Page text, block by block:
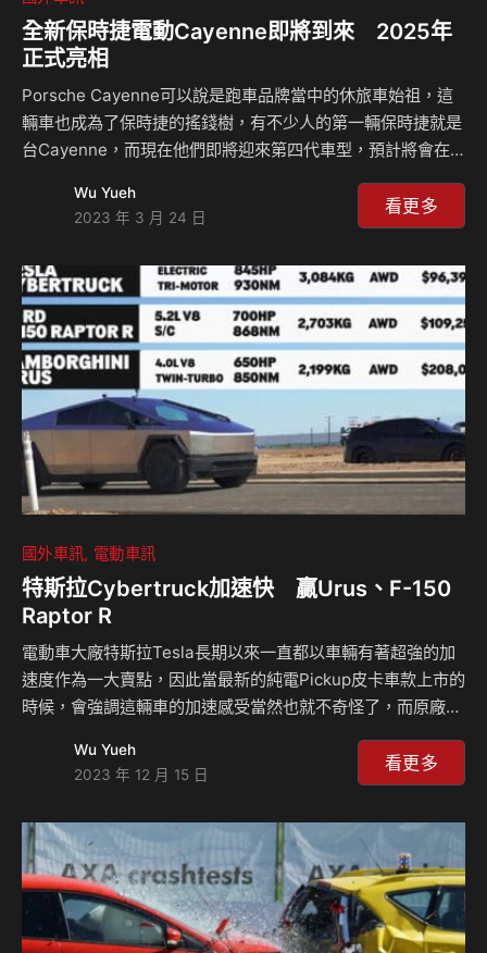
全新保時捷電動Cayenne即將到來 2025年
正式亮相
Porsche Cayenne可以說是跑車品牌當中的休旅車始祖，這
輛車也成為了保時捷的搖錢樹，有不少人的第一輛保時捷就是
台Cayenne，而現在他們即將迎來第四代車型，預計將會在
表，而未來第四代的Cayenne最令人期待的就是將會擁有純
電化的動力配置，而這些車輛都將會在Volkswagen福斯集團
否會延續到第四代車型上則還是個未知數。 現在幾乎所有的
汽車大廠都將研發重心從傳統的燃油動力轉往電動馬達發展，
而這不僅影響了銷售層面以及許多車輛使用習慣，其實就連製
造端的物流以及工廠也都會受到很…
Wu Yueh
2023 年 3 月 24 日
看更多
國外車訊 電動車訊
特斯拉Cybertruck加速快 贏Urus、F-150
Raptor R
電動車大廠特斯拉Tesla長期以來一直都以車輛有著超強的加
速度作為一大賣點，因此當最新的純電Pickup皮卡車款上市的
時候，會強調這輛車的加速感受當然也就不奇怪了，而原廠也
卡車款，為了證實這樣的言論，知名加速測試頻道CARWOW
將這輛車與福特Ford F-150 Raptor R對決，甚至請出藍寶堅
勝利。 雖然特斯拉Cybertruck的樣貌看起來很像是10歲小朋
友畫出的未來汽車，但是你不能否認在這個特殊的外觀底下，
該車輛擁有令人印象深刻的技術以及功能，其…
Wu Yueh
2023 年 12 月 15 日
看更多